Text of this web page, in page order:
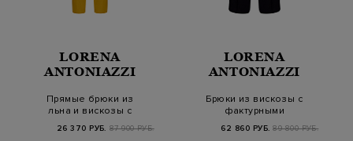
LORENA
ANTONIAZZI
Прямые брюки из
льна и вискозы с
шл…
26 370 РУБ. 87 900 РУБ.
LORENA
ANTONIAZZI
Брюки из вискозы с
фактурными
62 860 РУБ. 89 800 РУБ.